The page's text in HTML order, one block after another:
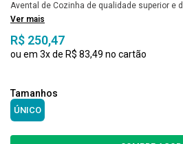
Avental de Cozinha de qualidade superior e
Ver mais
R$ 250,47
3x R$ 83,49
ÚNICO